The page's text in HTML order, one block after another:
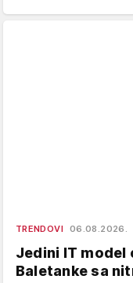
TRENDOVI 06.08.2026.
Jedini IT model
Baletanke sa